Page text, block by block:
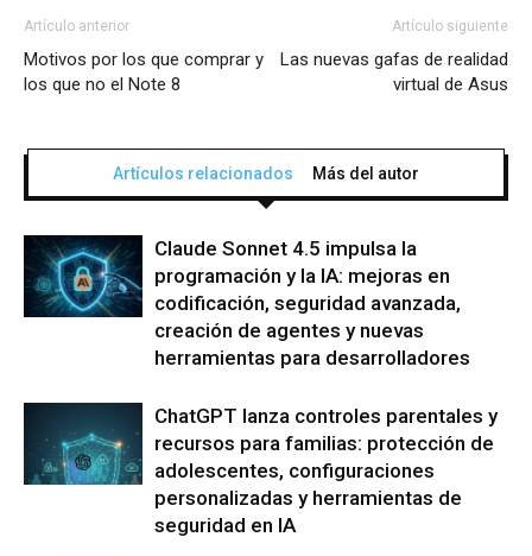
Artículo anterior
Motivos por los que comprar y
los que no el Note 8
Artículo siguiente
Las nuevas gafas de realidad
virtual de Asus
Artículos relacionados Más del autor
Claude Sonnet 4.5 impulsa la
programación y la IA: mejoras en
codificación, seguridad avanzada,
creación de agentes y nuevas
herramientas para desarrolladores
ChatGPT lanza controles parentales y
recursos para familias: protección de
adolescentes, configuraciones
personalizadas y herramientas de
seguridad en IA